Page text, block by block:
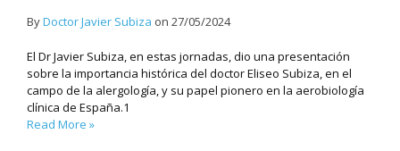
ByDoctor Javier Subiza on 27/05/2024
El Dr Javier Subiza, en estas jornadas, dio una presentación
sobre la importancia histórica del doctor Eliseo Subiza, en el
campo de la alergología, y su papel pionero en la aerobiología
clínica de España.1
Read More »